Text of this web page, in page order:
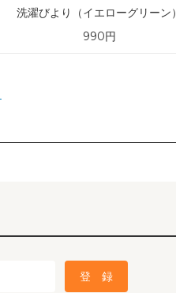
洗濯びより（イエローグリーン）
990円